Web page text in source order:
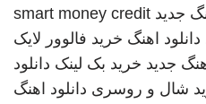
جدید smart money credit
دانلود اهنگ خرید فالوور لایک
جدید خرید بک لینک دانلود
شال و روسری دانلود اهنگ